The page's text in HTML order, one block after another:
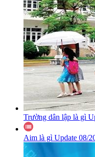
Trường dân lập là gì
Aim là gì Update 08/